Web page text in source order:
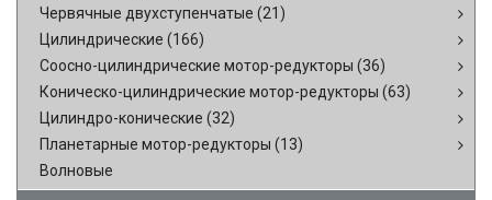
Червячные двухступенчатые (21)
Цилиндрические (166)
Соосно-цилиндрические мотор-редукторы (36)
Коническо-цилиндрические мотор-редукторы (63)
Цилиндро-конические (32)
Планетарные мотор-редукторы (13)
Волновые